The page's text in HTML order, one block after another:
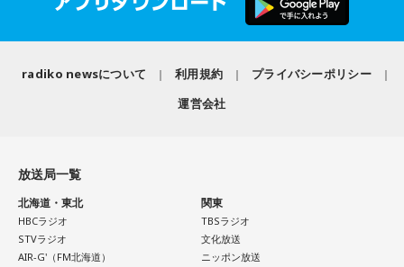
radiko newsについて 利用規約
プライバシーポリシー
運営会社
放送局一覧
北海道・東北
HBCラジオ
STVラジオ
AIR-G'（FM北海道）
関東
TBSラジオ
文化放送
ニッポン放送